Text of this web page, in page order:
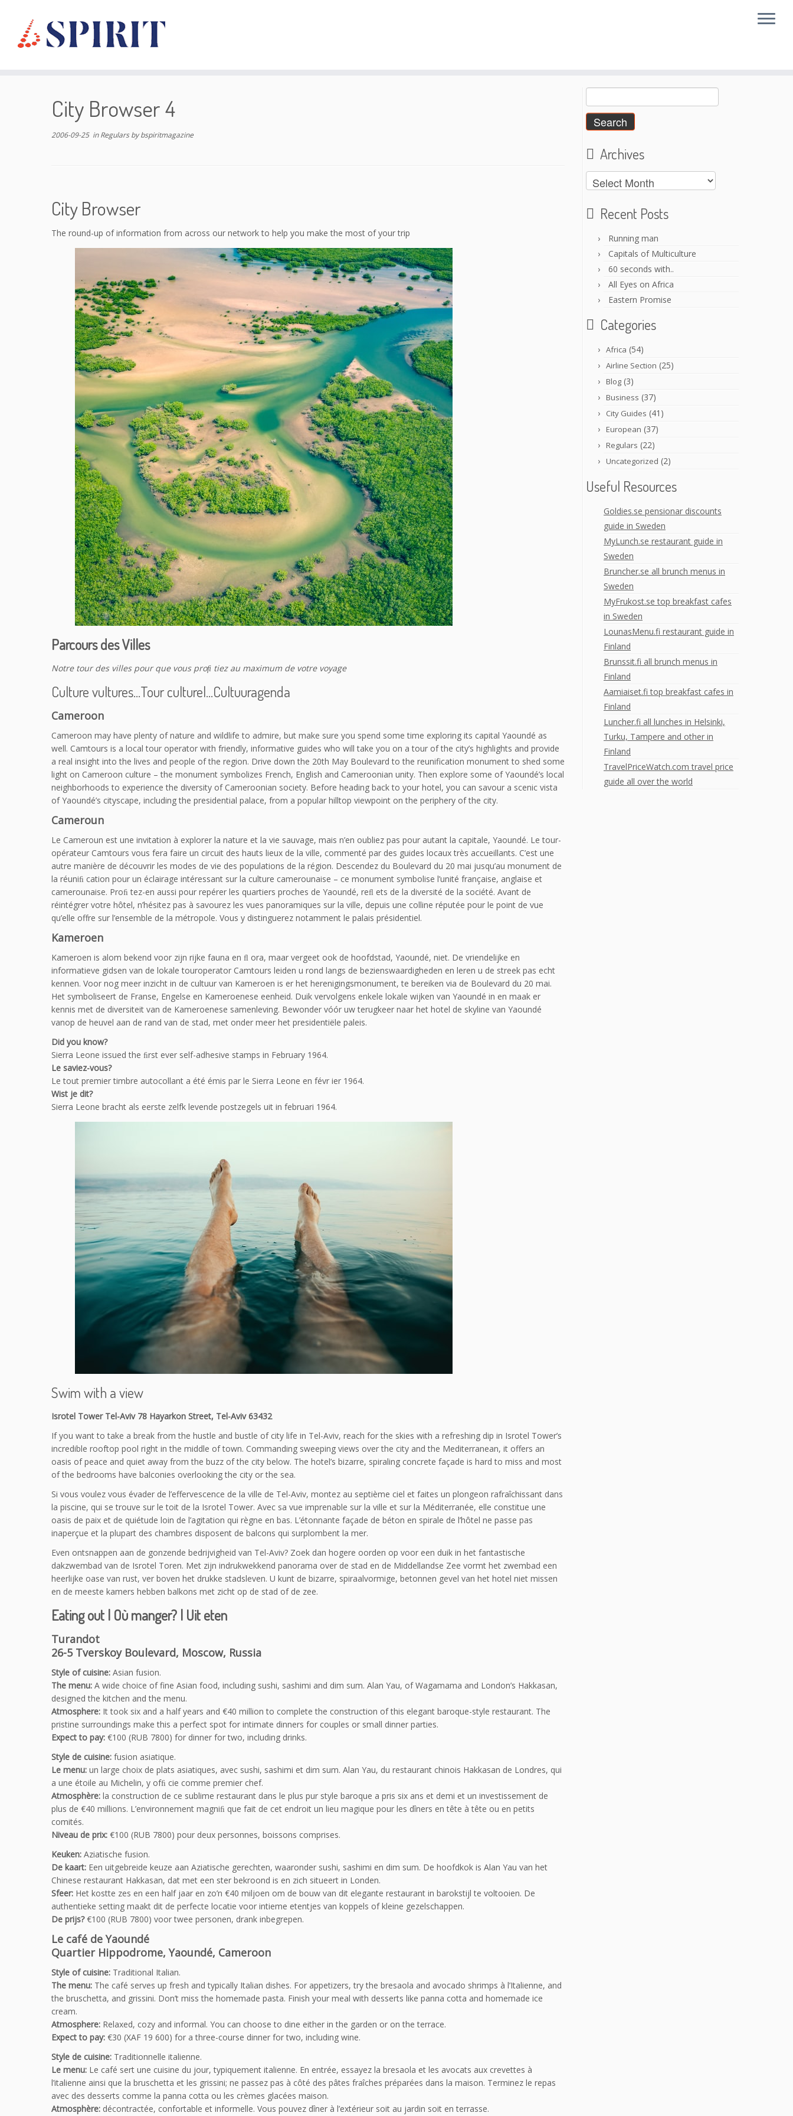
City Browser 4
2006-09-25inRegularsbybspiritmagazine
City Browser
The round-up of information from across our network to help you make the most of your trip
Parcours des Villes
Notre tour des villes pour que vous proﬁ tiez au maximum de votre voyage
Culture vultures…Tour culturel…Cultuuragenda
Cameroon
Cameroon may have plenty of nature and wildlife to admire, but make sure you spend some time exploring its capital Yaoundé as
well. Camtours is a local tour operator with friendly, informative guides who will take you on a tour of the city’s highlights and provide
a real insight into the lives and people of the region. Drive down the 20th May Boulevard to the reunification monument to shed some
light on Cameroon culture – the monument symbolizes French, English and Cameroonian unity. Then explore some of Yaoundé’s local
neighborhoods to experience the diversity of Cameroonian society. Before heading back to your hotel, you can savour a scenic vista
of Yaoundé’s cityscape, including the presidential palace, from a popular hilltop viewpoint on the periphery of the city.
Cameroun
Le Cameroun est une invitation à explorer la nature et la vie sauvage, mais n’en oubliez pas pour autant la capitale, Yaoundé. Le tour-
opérateur Camtours vous fera faire un circuit des hauts lieux de la ville, commenté par des guides locaux très accueillants. C’est une
autre manière de découvrir les modes de vie des populations de la région. Descendez du Boulevard du 20 mai jusqu’au monument de
la réuniﬁ cation pour un éclairage intéressant sur la culture camerounaise – ce monument symbolise l’unité française, anglaise et
camerounaise. Proﬁ tez-en aussi pour repérer les quartiers proches de Yaoundé, reﬂ ets de la diversité de la société. Avant de
réintégrer votre hôtel, n’hésitez pas à savourez les vues panoramiques sur la ville, depuis une colline réputée pour le point de vue
qu’elle offre sur l’ensemble de la métropole. Vous y distinguerez notamment le palais présidentiel.
Kameroen
Kameroen is alom bekend voor zijn rijke fauna en ﬂ ora, maar vergeet ook de hoofdstad, Yaoundé, niet. De vriendelijke en
informatieve gidsen van de lokale touroperator Camtours leiden u rond langs de bezienswaardigheden en leren u de streek pas echt
kennen. Voor nog meer inzicht in de cultuur van Kameroen is er het herenigingsmonument, te bereiken via de Boulevard du 20 mai.
Het symboliseert de Franse, Engelse en Kameroenese eenheid. Duik vervolgens enkele lokale wijken van Yaoundé in en maak er
kennis met de diversiteit van de Kameroenese samenleving. Bewonder vóór uw terugkeer naar het hotel de skyline van Yaoundé
vanop de heuvel aan de rand van de stad, met onder meer het presidentiële paleis.
Did you know?
Sierra Leone issued the ﬁrst ever self-adhesive stamps in February 1964.
Le saviez-vous?
Le tout premier timbre autocollant a été émis par le Sierra Leone en févr ier 1964.
Wist je dit?
Sierra Leone bracht als eerste zelfk levende postzegels uit in februari 1964.
Swim with a view
Isrotel Tower Tel-Aviv 78 Hayarkon Street, Tel-Aviv 63432
If you want to take a break from the hustle and bustle of city life in Tel-Aviv, reach for the skies with a refreshing dip in Isrotel Tower’s
incredible rooftop pool right in the middle of town. Commanding sweeping views over the city and the Mediterranean, it offers an
oasis of peace and quiet away from the buzz of the city below. The hotel’s bizarre, spiraling concrete façade is hard to miss and most
of the bedrooms have balconies overlooking the city or the sea.
Si vous voulez vous évader de l’effervescence de la ville de Tel-Aviv, montez au septième ciel et faites un plongeon rafraîchissant dans
la piscine, qui se trouve sur le toit de la Isrotel Tower. Avec sa vue imprenable sur la ville et sur la Méditerranée, elle constitue une
oasis de paix et de quiétude loin de l’agitation qui règne en bas. L’étonnante façade de béton en spirale de l’hôtel ne passe pas
inaperçue et la plupart des chambres disposent de balcons qui surplombent la mer.
Even ontsnappen aan de gonzende bedrijvigheid van Tel-Aviv? Zoek dan hogere oorden op voor een duik in het fantastische
dakzwembad van de Isrotel Toren. Met zijn indrukwekkend panorama over de stad en de Middellandse Zee vormt het zwembad een
heerlijke oase van rust, ver boven het drukke stadsleven. U kunt de bizarre, spiraalvormige, betonnen gevel van het hotel niet missen
en de meeste kamers hebben balkons met zicht op de stad of de zee.
Eating out | Où manger? | Uit eten
Turandot
26-5 Tverskoy Boulevard, Moscow, Russia
Style of cuisine: Asian fusion.
The menu: A wide choice of fine Asian food, including sushi, sashimi and dim sum. Alan Yau, of Wagamama and London’s Hakkasan,
designed the kitchen and the menu.
Atmosphere: It took six and a half years and €40 million to complete the construction of this elegant baroque-style restaurant. The
pristine surroundings make this a perfect spot for intimate dinners for couples or small dinner parties.
Expect to pay: €100 (RUB 7800) for dinner for two, including drinks.
Style de cuisine: fusion asiatique.
Le menu: un large choix de plats asiatiques, avec sushi, sashimi et dim sum. Alan Yau, du restaurant chinois Hakkasan de Londres, qui
a une étoile au Michelin, y ofﬁ cie comme premier chef.
Atmosphère: la construction de ce sublime restaurant dans le plus pur style baroque a pris six ans et demi et un investissement de
plus de €40 millions. L’environnement magniﬁ que fait de cet endroit un lieu magique pour les dîners en tête à tête ou en petits
comités.
Niveau de prix: €100 (RUB 7800) pour deux personnes, boissons comprises.
Keuken: Aziatische fusion.
De kaart: Een uitgebreide keuze aan Aziatische gerechten, waaronder sushi, sashimi en dim sum. De hoofdkok is Alan Yau van het
Chinese restaurant Hakkasan, dat met een ster bekroond is en zich situeert in Londen.
Sfeer: Het kostte zes en een half jaar en zo’n €40 miljoen om de bouw van dit elegante restaurant in barokstijl te voltooien. De
authentieke setting maakt dit de perfecte locatie voor intieme etentjes van koppels of kleine gezelschappen.
De prijs?€100 (RUB 7800) voor twee personen, drank inbegrepen.
Le café de Yaoundé
Quartier Hippodrome, Yaoundé, Cameroon
Style of cuisine: Traditional Italian.
The menu: The café serves up fresh and typically Italian dishes. For appetizers, try the bresaola and avocado shrimps à l’Italienne, and
the bruschetta, and grissini. Don’t miss the homemade pasta. Finish your meal with desserts like panna cotta and homemade ice
cream.
Atmosphere: Relaxed, cozy and informal. You can choose to dine either in the garden or on the terrace.
Expect to pay: €30 (XAF 19 600) for a three-course dinner for two, including wine.
Style de cuisine: Traditionnelle italienne.
Le menu: Le café sert une cuisine du jour, typiquement italienne. En entrée, essayez la bresaola et les avocats aux crevettes à
l’italienne ainsi que la bruschetta et les grissini; ne passez pas à côté des pâtes fraîches préparées dans la maison. Terminez le repas
avec des desserts comme la panna cotta ou les crèmes glacées maison.
Atmosphère: décontractée, confortable et informelle. Vous pouvez dîner à l’extérieur soit au jardin soit en terrasse.
Search
for:
Archives
Archives
Recent Posts
Running man
Capitals of Multiculture
60 seconds with..
All Eyes on Africa
Eastern Promise
Categories
Africa (54)
Airline Section (25)
Blog (3)
Business (37)
City Guides (41)
European (37)
Regulars (22)
Uncategorized (2)
Useful Resources
Goldies.se pensionar discounts
guide in Sweden
MyLunch.se restaurant guide in
Sweden
Bruncher.se all brunch menus in
Sweden
MyFrukost.se top breakfast cafes
in Sweden
LounasMenu.fi restaurant guide in
Finland
Brunssit.fi all brunch menus in
Finland
Aamiaiset.fi top breakfast cafes in
Finland
Luncher.fi all lunches in Helsinki,
Turku, Tampere and other in
Finland
TravelPriceWatch.com travel price
guide all over the world